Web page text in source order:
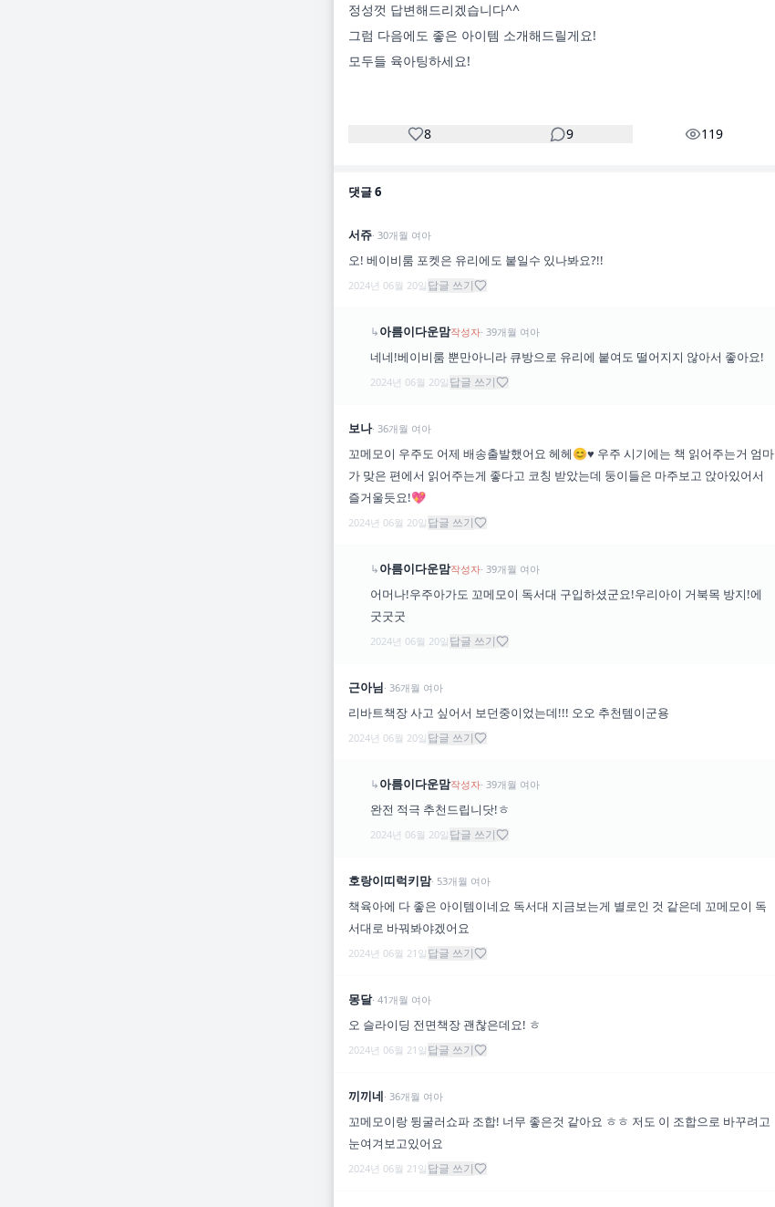
정성껏 답변해드리겠습니다^^
그럼 다음에도 좋은 아이템 소개해드릴게요!
모두들 육아팅하세요!
8 9 119
댓글6
서쥬· 30개월 여아
오! 베이비룸 포켓은 유리에도 붙일수 있나봐요?!!
2024년 06월 20일 답글 쓰기
↳아름이다운맘작성자· 39개월 여아
네네!베이비룸 뿐만아니라 큐방으로 유리에 붙여도 떨어지지 않아서 좋아요!
2024년 06월 20일 답글 쓰기
보나· 36개월 여아
꼬메모이 우주도 어제 배송출발했어요 헤헤😊♥️ 우주 시기에는 책 읽어주는거 엄마
가 맞은 편에서 읽어주는게 좋다고 코칭 받았는데 둥이들은 마주보고 앉아있어서
즐거울듯요!💖
2024년 06월 20일 답글 쓰기
↳아름이다운맘작성자· 39개월 여아
어머나!우주아가도 꼬메모이 독서대 구입하셨군요!우리아이 거북목 방지!에
굿굿굿
2024년 06월 20일 답글 쓰기
근아님· 36개월 여아
리바트책장 사고 싶어서 보던중이었는데!!! 오오 추천템이군용
2024년 06월 20일 답글 쓰기
↳아름이다운맘작성자· 39개월 여아
완전 적극 추천드립니닷!ㅎ
2024년 06월 20일 답글 쓰기
호랑이띠럭키맘· 53개월 여아
책육아에 다 좋은 아이템이네요 독서대 지금보는게 별로인 것 같은데 꼬메모이 독
서대로 바꿔봐야겠어요
2024년 06월 21일 답글 쓰기
몽달· 41 개월 여아
오 슬라이딩 전면책장 괜찮은데요! ㅎ
2024년 06월 21일 답글 쓰기
끼끼네· 36개월 여아
꼬메모이랑 뒹굴러쇼파 조합! 너무 좋은것 같아요 ㅎㅎ 저도 이 조합으로 바꾸려고
눈여겨보고있어요
2024년 06월 21일 답글 쓰기